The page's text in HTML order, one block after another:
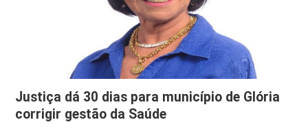
Justiça dá 30 dias para município de Glória
corrigir gestão da Saúde